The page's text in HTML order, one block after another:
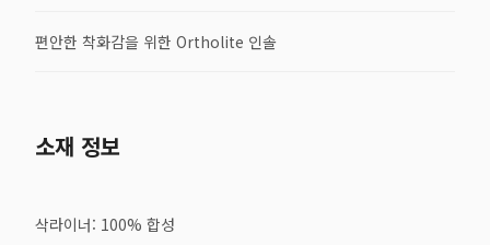
편안한 착화감을 위한 Ortholite 인솔
소재 정보
삭라이너: 100% 합성